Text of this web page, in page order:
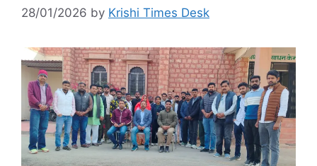
28/01/2026 by Krishi Times Desk